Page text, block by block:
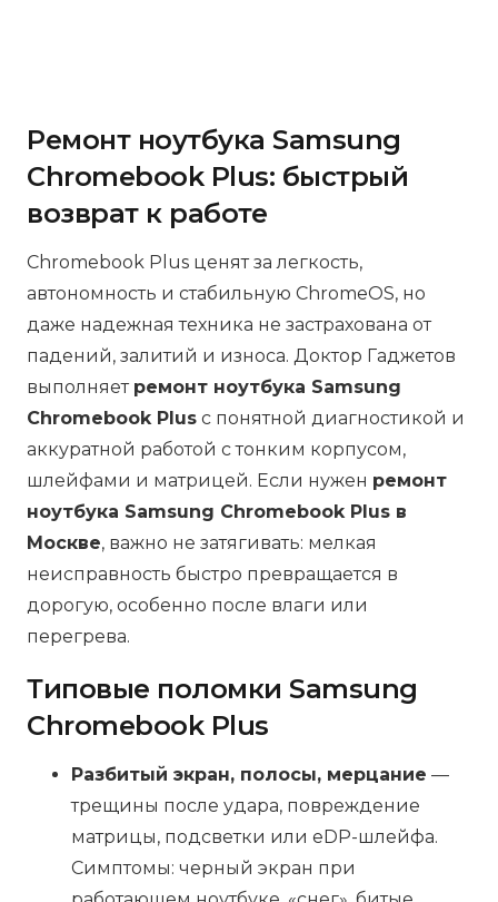
Ремонт ноутбука Samsung
Chromebook Plus: быстрый
возврат к работе
Chromebook Plus ценят за легкость,
автономность и стабильную ChromeOS, но
даже надежная техника не застрахована от
падений, залитий и износа. Доктор Гаджетов
выполняет ремонт ноутбука Samsung
Chromebook Plus с понятной диагностикой и
аккуратной работой с тонким корпусом,
шлейфами и матрицей. Если нужен ремонт
ноутбука Samsung Chromebook Plus в
Москве, важно не затягивать: мелкая
неисправность быстро превращается в
дорогую, особенно после влаги или
перегрева.
Типовые поломки Samsung
Chromebook Plus
Разбитый экран, полосы, мерцание —
трещины после удара, повреждение
матрицы, подсветки или eDP-шлейфа.
Симптомы: черный экран при